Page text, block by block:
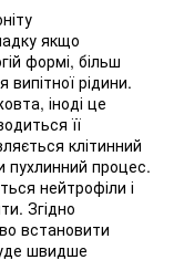
якщо
формі, більш
рідини.
іноді це
її
клітинний
процес.
нейтрофіли і
Згідно
встановити
швидше